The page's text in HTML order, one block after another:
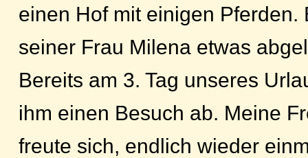
einen Hof mit einigen Pferden.
seiner Frau Milena etwas
Bereits am 3. Tag unseres
ihm einen Besuch ab. Meine
freute sich, endlich wieder